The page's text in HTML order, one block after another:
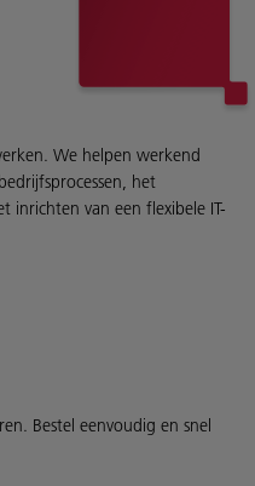
We helpen werkend
het
inrichten van een flexibele IT-
Bestel eenvoudig en snel